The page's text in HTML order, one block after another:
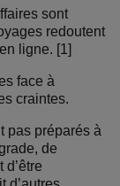
sont
redoutent
ligne. [1]
face à
craintes.
pas préparés à
de